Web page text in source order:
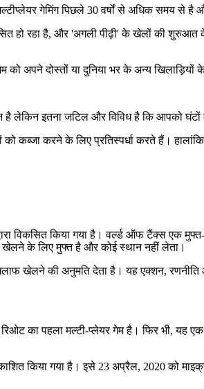
गेमिंग पिछले 30 वर्षों से अधिक समय से है
हो रहा है, और 'अगली पीढ़ी' के खेलों की
को अपने दोस्तों या दुनिया भर के अन्य
इतना जटिल और विविध है कि आपको घंटों
करने के लिए प्रतिस्पर्धा करते हैं।
विकसित किया गया है। वर्ल्ड ऑफ टैंक्स एक
के लिए मुफ्त है और कोई स्थान नहीं लेता।
खेलने की अनुमति देता है। यह एक्शन,
का पहला मल्टी-प्लेयर गेम है। फिर भी, यह
किया गया है। इसे 23 अप्रैल, 2020 को